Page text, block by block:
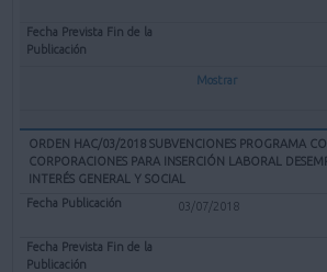
Mostrar
ORDEN HAC/03/2018 SUBVENCIONES PROGRAMA
CORPORACIONES PARA INSERCIÓN LABORAL
INTERÉS GENERAL Y SOCIAL
03/07/2018